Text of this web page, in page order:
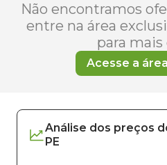
Não encontramos
entre na área
para
Acesse a
Análise dos preços
PE